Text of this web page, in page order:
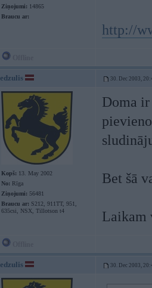
Ziņojumi: 14865
Braucu ar:
http://
edzulis 30. Dec 2003,
Kopš: 13. May 2002
No: Rīga
Ziņojumi: 56481
Braucu ar: S212, 911TT, 951,
635csi, NSX, Tillotson t4
Doma
Bet šā
Laikam
edzulis 30. Dec 2003,